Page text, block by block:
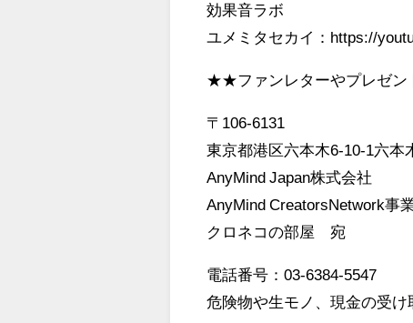
効果音ラボ
ユメミタセカイ：https://
★★ファンレターやプレゼン
〒106-6131
東京都港区六本木6-10-1六本
AnyMind Japan株式会社
AnyMind CreatorsNetwork事
クロネコの部屋 宛
電話番号：03-6384-5547
危険物や生モノ、現金の受け